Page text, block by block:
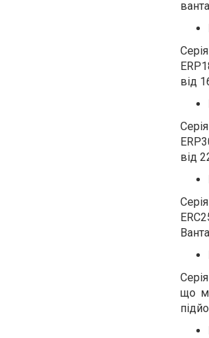
від
від
що